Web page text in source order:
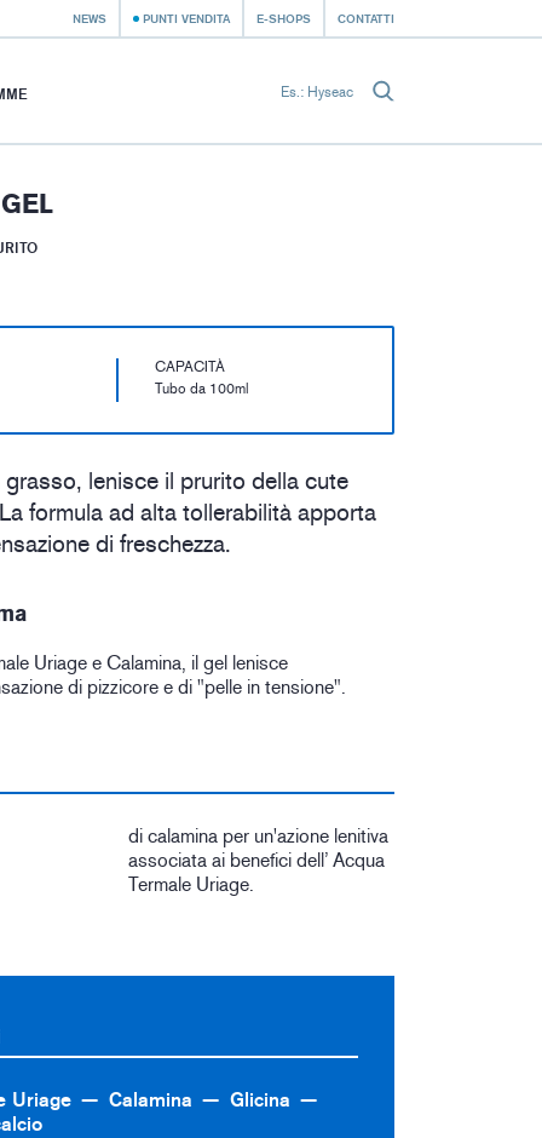
NEWS PUNTI VENDITA E-SHOPS CONTATTI
CAPACITÀ
Tubo da 100ml
lenisce il prurito della cute
formula ad alta tollerabilità apporta
di freschezza.
Uriage e Calamina, il gel lenisce
di pizzicore e di "pelle in tensione".
di calamina per un'azione lenitiva
associata ai benefici dell’ Acqua
Termale Uriage.
Uriage Calamina
Glicina